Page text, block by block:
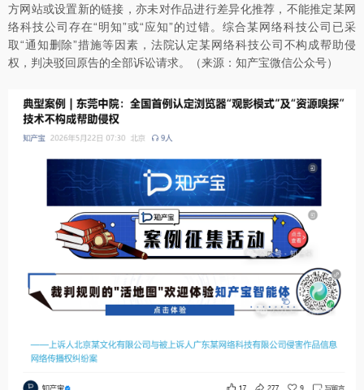
方网站或设置新的链接，亦未对作品进行差异化推荐，不能推定某网
络科技公司存在“明知”或“应知”的过错。综合某网络科技公司已采
取“通知删除”措施等因素，法院认定某网络科技公司不构成帮助侵
权，判决驳回原告的全部诉讼请求。（来源：知产宝微信公众号）